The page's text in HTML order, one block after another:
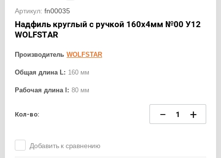
Артикул: fn00035
Надфиль круглый с ручкой 160х4мм №00 У12
WOLFSTAR
Производитель WOLFSTAR
Общая длина L: 160 мм
Рабочая длина l: 80 мм
Кол-во: − +
Добавить к сравнению